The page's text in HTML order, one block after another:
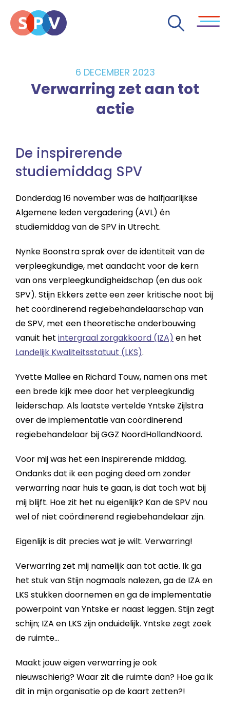
6 DECEMBER 2023
Verwarring zet aan tot
actie
De inspirerende
studiemiddag SPV
Donderdag 16 november was de halfjaarlijkse
Algemene leden vergadering (AVL) én
studiemiddag van de SPV in Utrecht.
Nynke Boonstra sprak over de identiteit van de
verpleegkundige, met aandacht voor de kern
van ons verpleegkundigheidschap (en dus ook
SPV). Stijn Ekkers zette een zeer kritische noot bij
het coördinerend regiebehandelaarschap van
de SPV, met een theoretische onderbouwing
vanuit het intergraal zorgakkoord (IZA) en het
Landelijk Kwaliteitsstatuut (LKS).
Yvette Mallee en Richard Touw, namen ons met
een brede kijk mee door het verpleegkundig
leiderschap. Als laatste vertelde Yntske Zijlstra
over de implementatie van coördinerend
regiebehandelaar bij GGZ NoordHollandNoord.
Voor mij was het een inspirerende middag.
Ondanks dat ik een poging deed om zonder
verwarring naar huis te gaan, is dat toch wat bij
mij blijft. Hoe zit het nu eigenlijk? Kan de SPV nou
wel of niet coördinerend regiebehandelaar zijn.
Eigenlijk is dit precies wat je wilt. Verwarring!
Verwarring zet mij namelijk aan tot actie. Ik ga
het stuk van Stijn nogmaals nalezen, ga de IZA en
LKS stukken doornemen en ga de implementatie
powerpoint van Yntske er naast leggen. Stijn zegt
schijn; IZA en LKS zijn onduidelijk. Yntske zegt zoek
de ruimte…
Maakt jouw eigen verwarring je ook
nieuwschierig? Waar zit die ruimte dan? Hoe ga ik
dit in mijn organisatie op de kaart zetten?!